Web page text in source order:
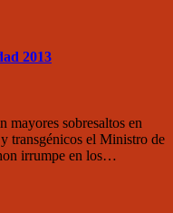
2013
mayores sobresaltos en
transgénicos el Ministro de
irrumpe en los…